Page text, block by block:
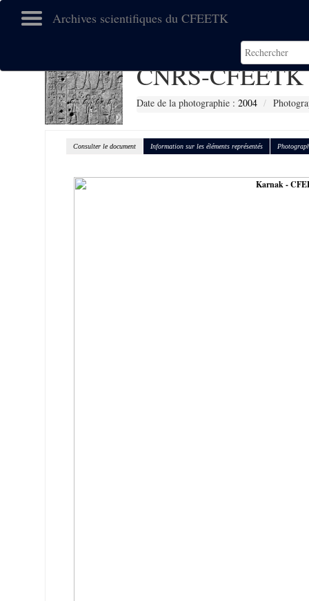
Archives scientifiques du CFEETK
CNRS-CFEETK
Date de la photographie : 2004
Consulter le document Information sur les éléments représentés